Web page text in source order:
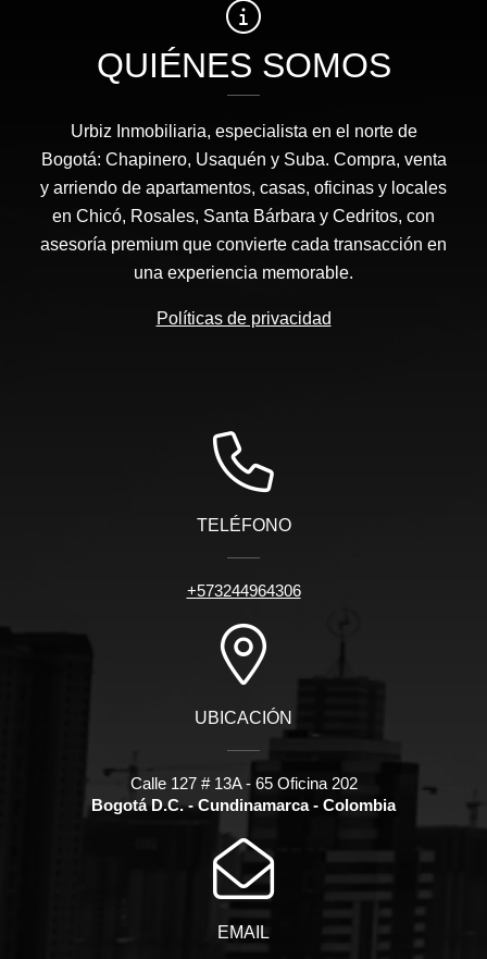
QUIÉNES SOMOS
Urbiz Inmobiliaria, especialista en el norte de
Bogotá: Chapinero, Usaquén y Suba. Compra, venta
y arriendo de apartamentos, casas, oficinas y locales
en Chicó, Rosales, Santa Bárbara y Cedritos, con
asesoría premium que convierte cada transacción en
una experiencia memorable.
Políticas de privacidad
TELÉFONO
+573244964306
UBICACIÓN
Calle 127 # 13A - 65 Oficina 202
Bogotá D.C. - Cundinamarca - Colombia
EMAIL